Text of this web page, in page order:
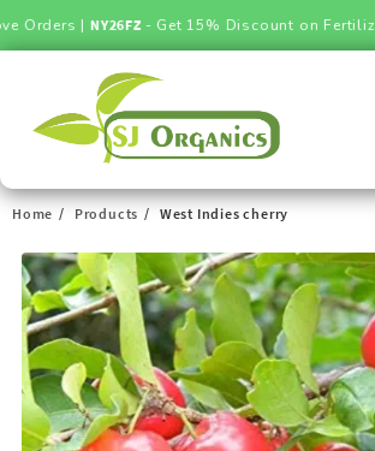
Orders |NY26FZ- Get 15% Discount on Fertilizer
Home Products West Indies cherry